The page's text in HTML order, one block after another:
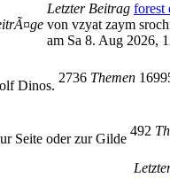
Letzter Beitrag forest
von vzyat zaym
am Sa 8. Aug 2026,
Dinos.
2736 Themen
Seite oder zur Gilde
492